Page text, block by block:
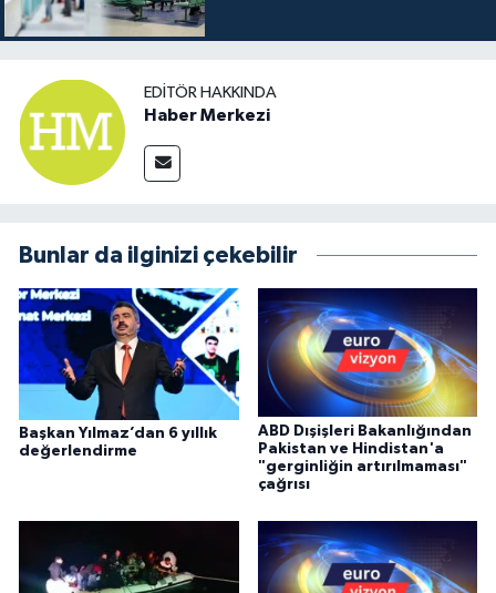
EDITÖR HAKKINDA
Haber Merkezi
Bunlar da ilginizi çekebilir
Başkan Yılmaz’dan 6 yıllık
değerlendirme
ABD Dışişleri Bakanlığından
Pakistan ve Hindistan'a
"gerginliğin artırılmaması"
çağrısı